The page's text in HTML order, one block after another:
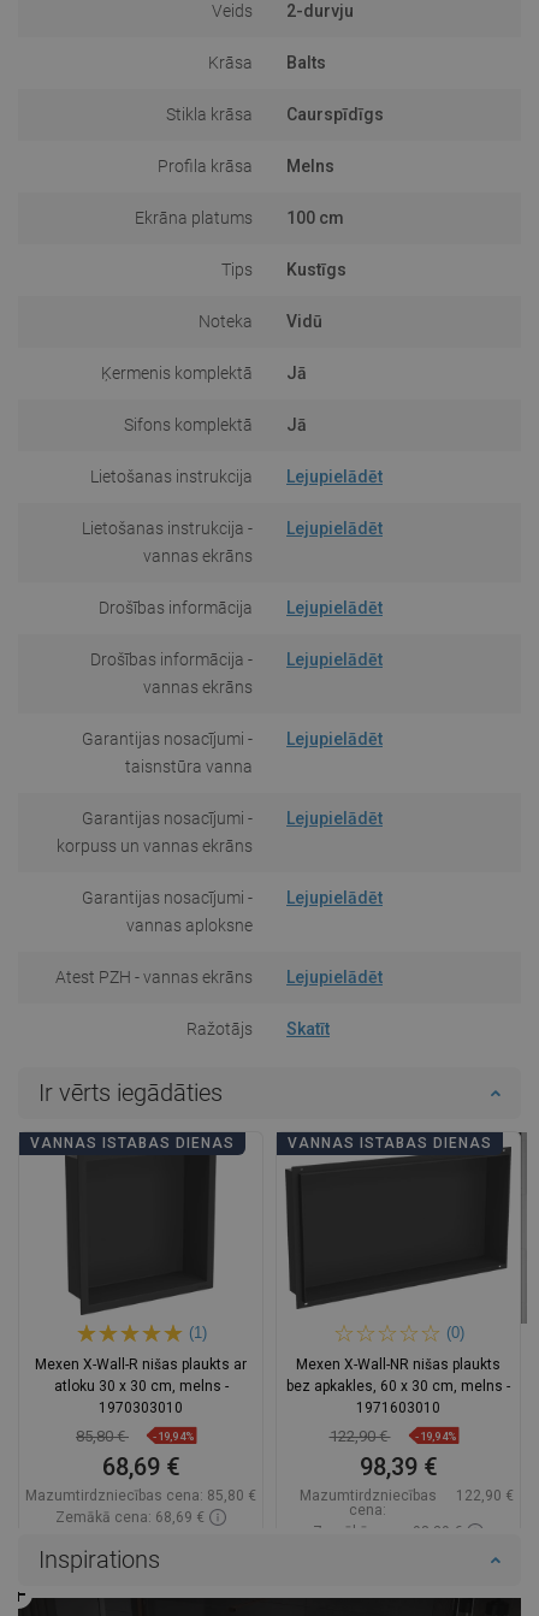
Veids 2-durvju
Krāsa Balts
Stikla krāsa Caurspīdīgs
Profila krāsa Melns
Ekrāna platums 100 cm
Tips Kustīgs
Noteka Vidū
Ķermenis komplektā Jā
Sifons komplektā Jā
Lietošanas instrukcija Lejupielādēt
Lietošanas instrukcija -
vannas ekrāns
Lejupielādēt
Drošības informācija Lejupielādēt
Drošības informācija -
vannas ekrāns
Lejupielādēt
Garantijas nosacījumi -
taisnstūra vanna
Lejupielādēt
Garantijas nosacījumi -
korpuss un vannas ekrāns
Lejupielādēt
Garantijas nosacījumi -
vannas aploksne
Lejupielādēt
Atest PZH - vannas ekrāns Lejupielādēt
Ražotājs Skatīt
Ir vērts iegādāties
VANNAS ISTABAS DIENAS
(1)
Mexen X-Wall-R nišas plaukts ar
atloku 30 x 30 cm, melns -
1970303010
85,80 € -19,94%
68,69 €
Mazumtirdzniecības cena: 85,80 €
Zemākā cena: 68,69 €
VANNAS ISTABAS DIENAS
(0)
Mexen X-Wall-NR nišas plaukts
bez apkakles, 60 x 30 cm, melns -
1971603010
122,90 € -19,94%
98,39 €
Mazumtirdzniecības
cena:
122,90 €
Zemākā cena: 98,39 €
Pieejamās vispirms
Ielikt grozā
Inspirations